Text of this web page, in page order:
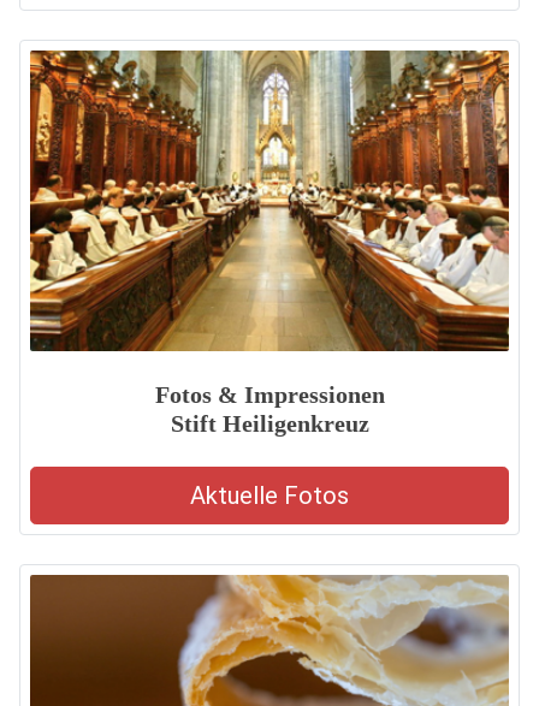
Fotos & Impressionen
Stift Heiligenkreuz
Aktuelle Fotos